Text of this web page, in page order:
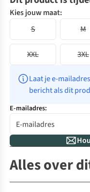
Kies jouw maat:
S
M
XXL 3XL
Laat je e-
bericht als dit
E-mailadres:
Alles over